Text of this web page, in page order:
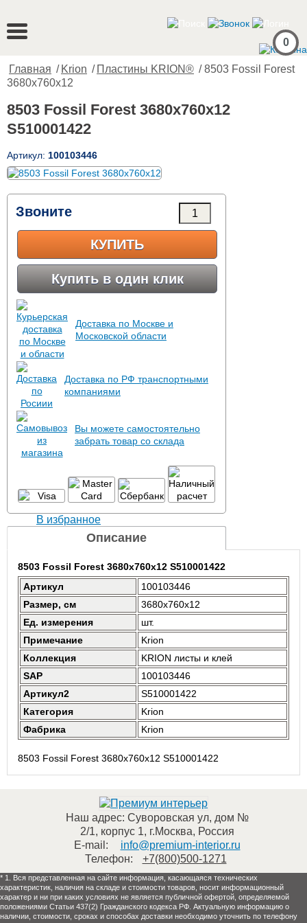
0
Главная / Krion / Пластины KRION® / 8503 Fossil Forest
3680x760x12
8503 Fossil Forest 3680x760x12
S510001422
Артикул: 100103446
Звоните
КУПИТЬ
Купить в один клик
Доставка по Москве и
Московской области
Доставка по РФ транспортными
компаниями
Вы можете самостоятельно
забрать товар со склада
В избранное
Описание
8503 Fossil Forest 3680x760x12 S510001422
Артикул
100103446
Размер, см
3680x760x12
Ед. измерения
шт.
Примечание
Krion
Коллекция
KRION листы и клей
SAP
100103446
Артикул2
S510001422
Категория
Krion
Фабрика
Krion
8503 Fossil Forest 3680x760x12 S510001422
Наш адрес: Суворовская ул, дом №
2/1, корпус 1, г.Москва, Россия
E-mail:
info@premium-interior.ru
Телефон:
+7(800)500-1271
* 1. Вся представленная на сайте информация, касающаяся технических
характеристик, наличия на складе и стоимости товаров, носит информационный
характер и ни при каких условиях не является публичной офертой, определяемой
положениями Статьи 437(2) Гражданского кодекса РФ. Актуальную информацию о
наличии, стоимости, сроках и способах доставки необходимо уточнить по телефону